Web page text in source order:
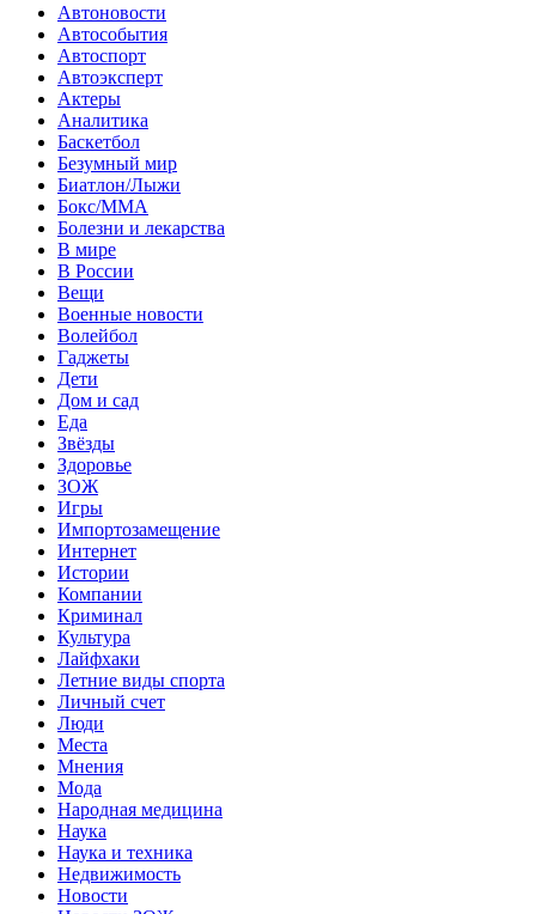
Автоновости
Автособытия
Автоспорт
Автоэксперт
Актеры
Аналитика
Баскетбол
Безумный мир
Биатлон/Лыжи
Бокс/MMA
Болезни и лекарства
В мире
В России
Вещи
Военные новости
Волейбол
Гаджеты
Дети
Дом и сад
Еда
Звёзды
Здоровье
ЗОЖ
Игры
Импортозамещение
Интернет
Истории
Компании
Криминал
Культура
Лайфхаки
Летние виды спорта
Личный счет
Люди
Места
Мнения
Мода
Народная медицина
Наука
Наука и техника
Недвижимость
Новости